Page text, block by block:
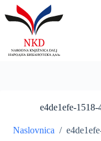
to
content
e4de1efe-1518-
Naslovnica /